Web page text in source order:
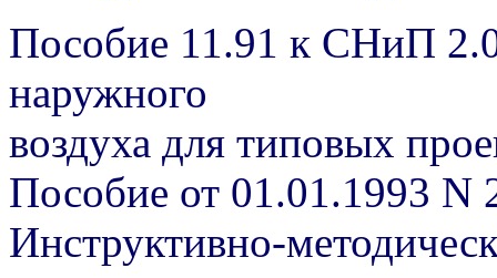
Пособие 11.91 к СНиП
наружного
воздуха для типовых
Пособие от 01.01.1993 N
Инструктивно-